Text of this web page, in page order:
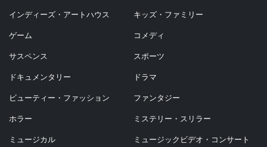
インディーズ・アートハウス
キッズ・ファミリー
ゲーム
コメディ
サスペンス
スポーツ
ドキュメンタリー
ドラマ
ビューティー・ファッション
ファンタジー
ホラー
ミステリー・スリラー
ミュージカル
ミュージックビデオ・コンサート